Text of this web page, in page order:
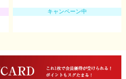
キャンペーン中